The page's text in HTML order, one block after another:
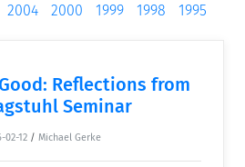
2004 2000 1999 1998 1995
Reflections from
Seminar
02-12 / Michael Gerke